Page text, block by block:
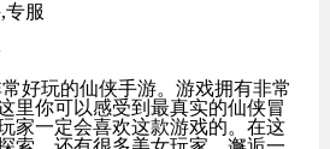
专服
好玩的仙侠手游。游戏拥有非常
里你可以感受到最真实的仙侠冒
家一定会喜欢这款游戏的。在这